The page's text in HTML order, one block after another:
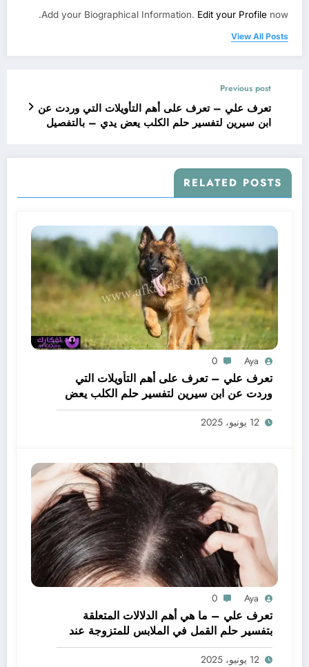
Add your Biographical Information. Edit your Profile now.
View All Posts
Previous post
تعرف علي – تعرف على أهم التأويلات التي وردت عن
ابن سيرين لتفسير حلم الكلب يعض يدي – بالتفصيل
RELATED POSTS
Aya
0
تعرف علي – تعرف على أهم التأويلات التي
وردت عن ابن سيرين لتفسير حلم الكلب يعض
يدي – بالتفصيل
12 يونيو، 2025
Aya
0
تعرف علي – ما هي أهم الدلالات المتعلقة
بتفسير حلم القمل في الملابس للمتزوجة عند
ابن سيرين؟ – بالتفصيل
12 يونيو، 2025